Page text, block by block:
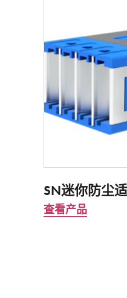
SN迷你防尘
查看产品